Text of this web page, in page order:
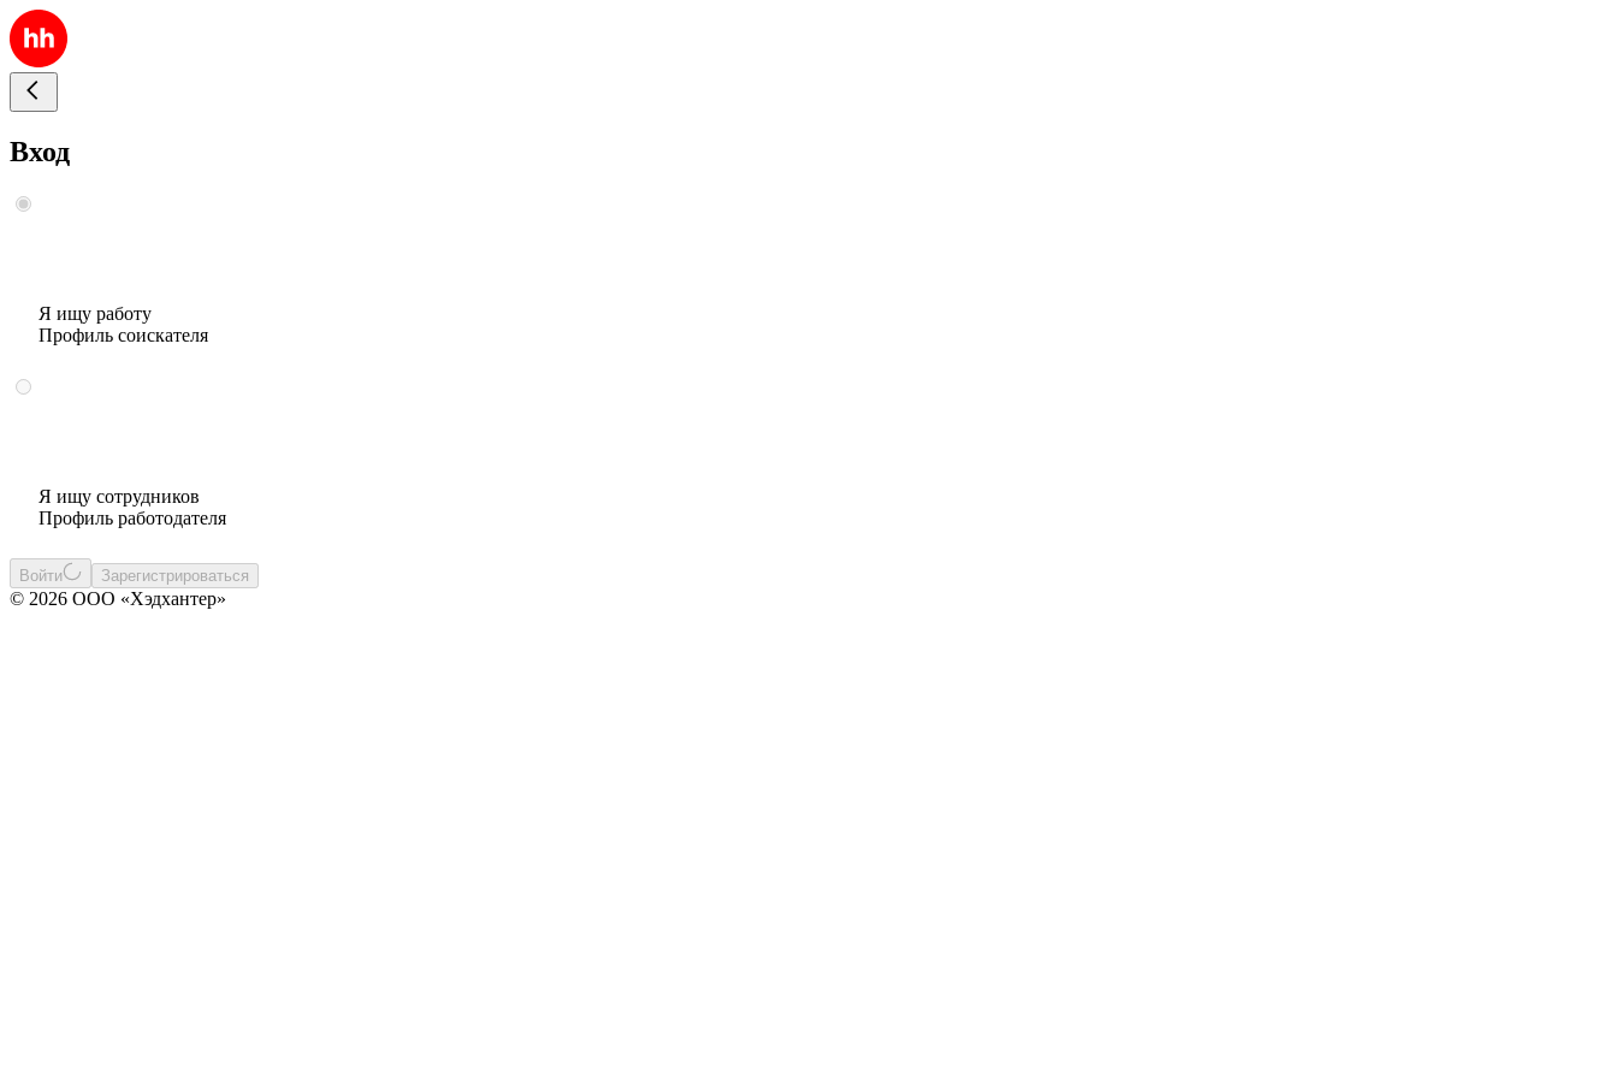
Вход
Я ищу работу
Профиль соискателя
Я ищу сотрудников
Профиль работодателя
Войти Зарегистрироваться
© 2026 ООО «Хэдхантер»